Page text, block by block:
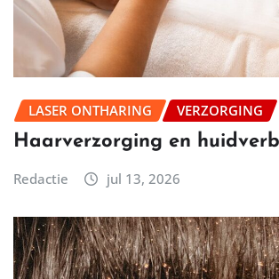
LASER ONTHARING VERZORGING
Haarverzorging en
Redactie jul 13, 2026